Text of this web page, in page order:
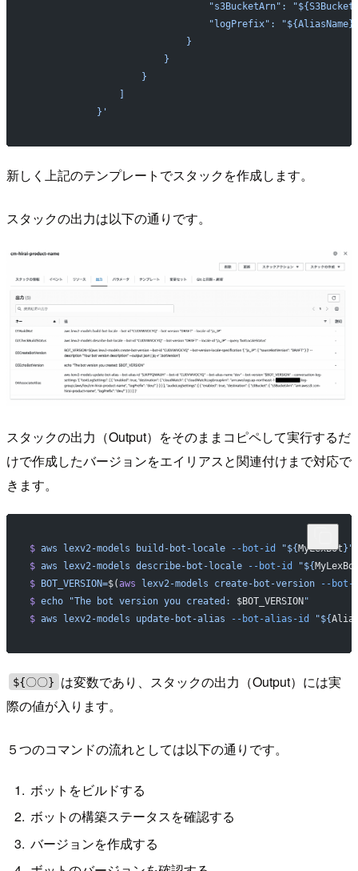
"s3BucketArn":
"logPrefix":
                            }
                        }
                    }
            }'
新しく上記のテンプレートでスタックを作成します。
スタックの出力は以下の通りです。
スタックの出力（Output）をそのままコピペして実行するだ
けで作成したバージョンをエイリアスと関連付けまで対応で
きます。
$ aws lexv2-models build-bot-locale --bot-id "${MyLexBot}"
$ aws lexv2-models describe-bot-locale --bot-id "${
$ BOT_VERSION=$(aws lexv2-models create-bot-version --bot-
$ echo "The bot version you created: $BOT_VERSION"
$ aws lexv2-models update-bot-alias --bot-alias-id "${
${〇〇}
は変数であり、スタックの出力（Output）には実
際の値が入ります。
５つのコマンドの流れとしては以下の通りです。
ボットをビルドする
ボットの構築ステータスを確認する
バージョンを作成する